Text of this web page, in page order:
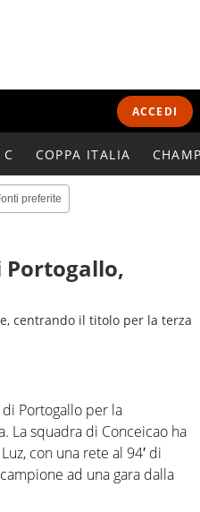
ACCEDI
C COPPA ITALIA
preferite
Portogallo,
centrando il titolo per la terza
Portogallo per la
La squadra di Conceicao ha
con una rete al 94′ di
ad una gara dalla